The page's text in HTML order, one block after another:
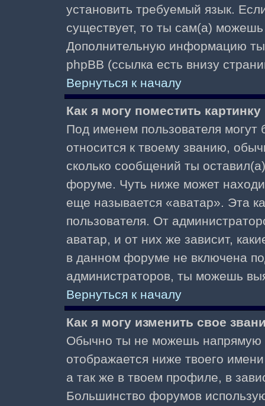
установить требуемый язык.
существует, то ты сам(а)
Дополнительную информацию
phpBB (ссылка есть внизу
Вернуться к началу
Как я могу поместить
Под именем пользователя могут
относится к твоему званию,
сколько сообщений ты
форуме. Чуть ниже может
еще называется «аватар». Эта
пользователя. От
аватар, и от них же зависит,
в данном форуме не включена
администраторов, ты можешь
Вернуться к началу
Как я могу изменить свое
Обычно ты не можешь напрямую
отображается ниже твоего
а так же в твоем профиле, в
Большинство форумов